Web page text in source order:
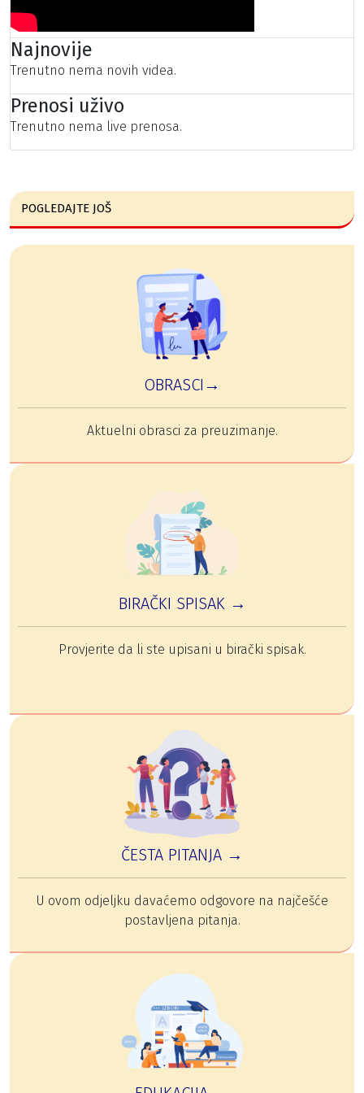
Najnovije
Trenutno nema novih videa.
Prenosi uživo
Trenutno nema live prenosa.
POGLEDAJTE JOŠ
OBRASCI→
Aktuelni obrasci za preuzimanje.
BIRAČKI SPISAK →
Provjerite da li ste upisani u birački spisak.
ČESTA PITANJA →
U ovom odjeljku davaćemo odgovore na najčešće
postavljena pitanja.